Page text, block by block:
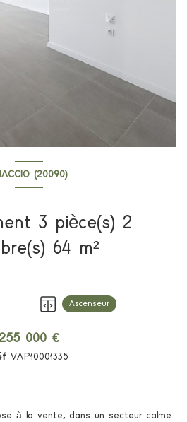
(20090)
2
chambre(s) 64 m²
Ascenseur
255 000 €
VAP10001335
à la vente, dans un secteur calme